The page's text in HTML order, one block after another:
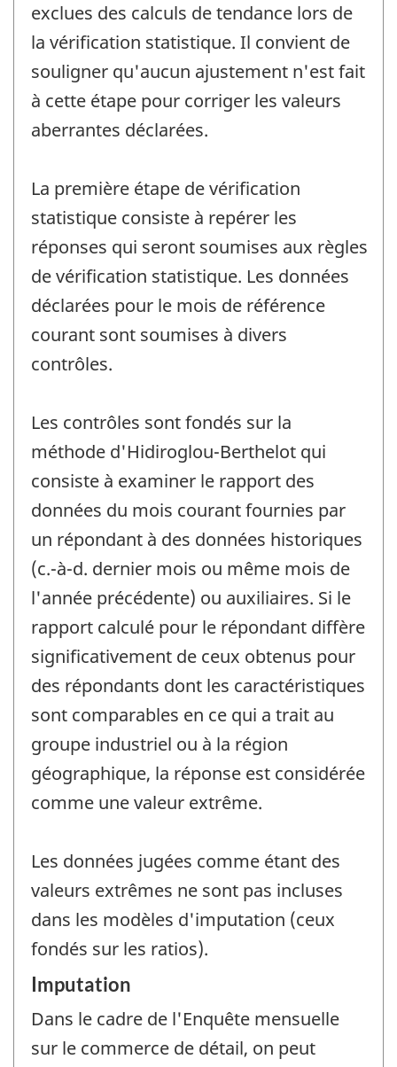
exclues des calculs de tendance lors de
la vérification statistique. Il convient de
souligner qu'aucun ajustement n'est fait
à cette étape pour corriger les valeurs
aberrantes déclarées.
La première étape de vérification
statistique consiste à repérer les
réponses qui seront soumises aux règles
de vérification statistique. Les données
déclarées pour le mois de référence
courant sont soumises à divers
contrôles.
Les contrôles sont fondés sur la
méthode d'Hidiroglou-Berthelot qui
consiste à examiner le rapport des
données du mois courant fournies par
un répondant à des données historiques
(c.-à-d. dernier mois ou même mois de
l'année précédente) ou auxiliaires. Si le
rapport calculé pour le répondant diffère
significativement de ceux obtenus pour
des répondants dont les caractéristiques
sont comparables en ce qui a trait au
groupe industriel ou à la région
géographique, la réponse est considérée
comme une valeur extrême.
Les données jugées comme étant des
valeurs extrêmes ne sont pas incluses
dans les modèles d'imputation (ceux
fondés sur les ratios).
Imputation
Dans le cadre de l'Enquête mensuelle
sur le commerce de détail, on peut